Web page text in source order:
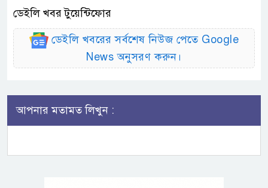
ডেইলি খবর টুয়েন্টিফোর
ডেইলি খবরের সর্বশেষ নিউজ পেতে Google
News অনুসরণ করুন।
আপনার মতামত লিখুন :